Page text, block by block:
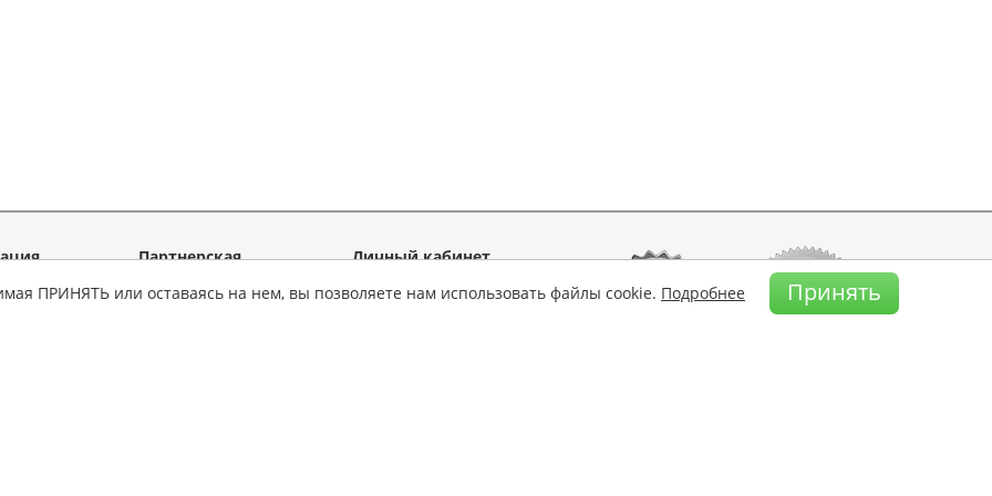
Партнерская
Личный кабинет
Мои руководства
ПРИНЯТЬ или оставаясь на нем, вы позволяете нам использовать файлы cookie. Подробнее Принять